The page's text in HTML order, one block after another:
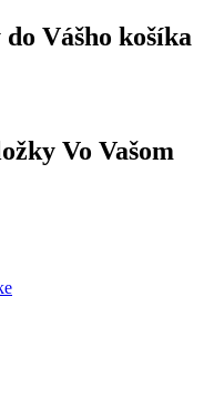
Vášho košíka
Vo Vašom